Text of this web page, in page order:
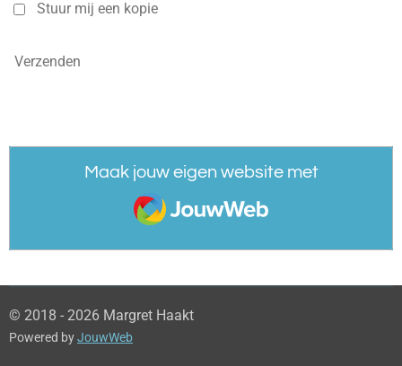
Stuur mij een kopie
Verzenden
Maak jouw eigen website met
JouwWeb
© 2018 - 2026 Margret Haakt
Powered byJouwWeb